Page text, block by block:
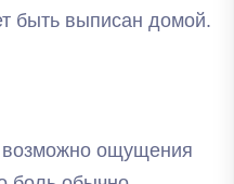
быть выписан домой.
ощущения